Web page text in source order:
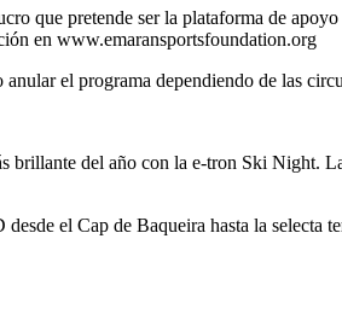
que pretende ser la plataforma de
en www.emaransportsfoundation.org
el programa dependiendo de las
del año con la e-tron Ski Night.
el Cap de Baqueira hasta la selecta